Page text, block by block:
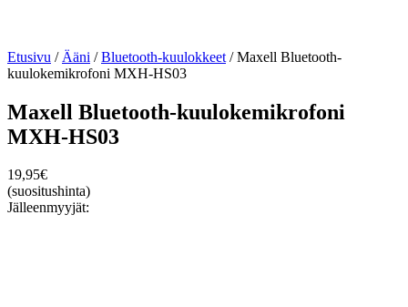
Etusivu / Ääni /Bluetooth-kuulokkeet / Maxell Bluetooth-
kuulokemikrofoni MXH-HS03
Maxell Bluetooth-kuulokemikrofoni
MXH-HS03
19,95€
(suositushinta)
Jälleenmyyjät: